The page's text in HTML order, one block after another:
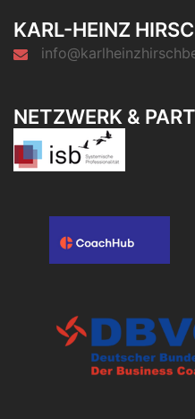
KARL-HEINZ
NETZWERK &